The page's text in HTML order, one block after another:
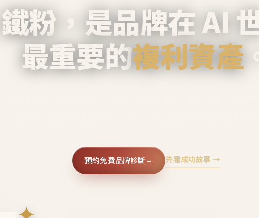
鐵粉，是品牌在 AI
最重要的複利資產
預約免費品牌診斷→ 先看成功故事 →